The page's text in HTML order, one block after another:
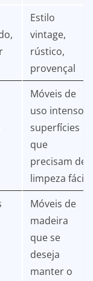
Estilo
vintage,
rústico,
provençal
Móveis de
uso intenso,
superfícies
que
precisam de
limpeza fácil
Móveis de
madeira
que se
deseja
manter o